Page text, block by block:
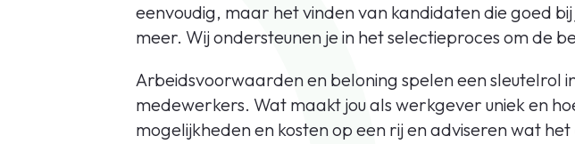
eenvoudig, maar het vinden van kandidaten die goed
meer. Wij ondersteunen je in het selectieproces om de
Arbeidsvoorwaarden en beloning spelen een sleutelrol
medewerkers. Wat maakt jou als werkgever uniek en
mogelijkheden en kosten op een rij en adviseren wat